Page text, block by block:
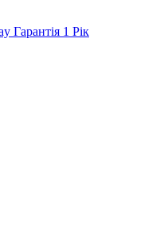
Гарантія 1 Рік